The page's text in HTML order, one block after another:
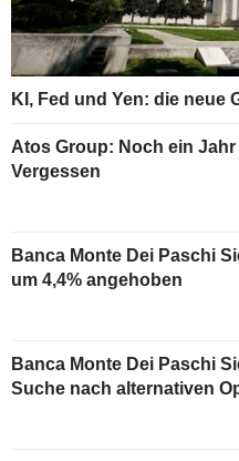
KI, Fed und Yen: die neue
Atos Group: Noch ein Jahr
Vergessen
Banca Monte Dei Paschi
um 4,4% angehoben
Banca Monte Dei Paschi
Suche nach alternativen